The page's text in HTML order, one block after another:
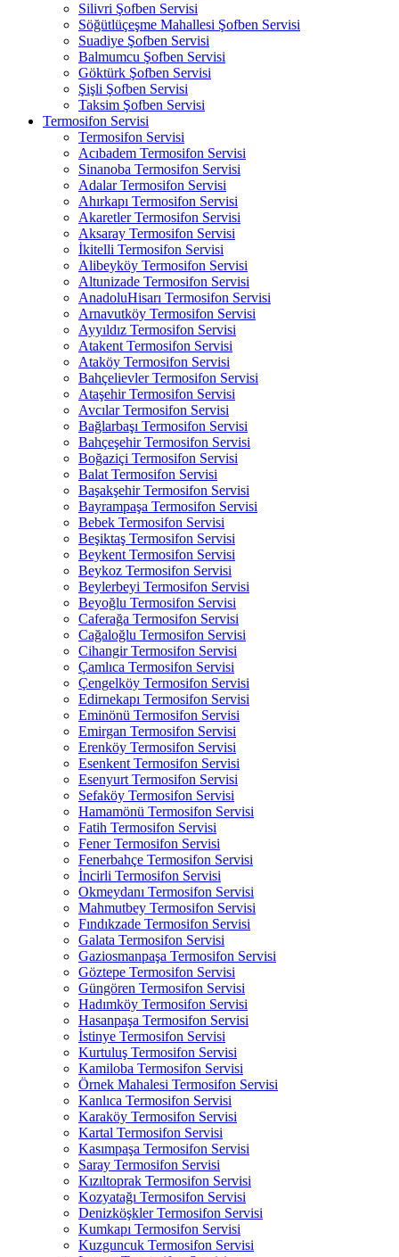
Silivri Şofben Servisi
Söğütlüçeşme Mahallesi Şofben Servisi
Suadiye Şofben Servisi
Balmumcu Şofben Servisi
Göktürk Şofben Servisi
Şişli Şofben Servisi
Taksim Şofben Servisi
Termosifon Servisi
Termosifon Servisi
Acıbadem Termosifon Servisi
Sinanoba Termosifon Servisi
Adalar Termosifon Servisi
Ahırkapı Termosifon Servisi
Akaretler Termosifon Servisi
Aksaray Termosifon Servisi
İkitelli Termosifon Servisi
Alibeyköy Termosifon Servisi
Altunizade Termosifon Servisi
AnadoluHisarı Termosifon Servisi
Arnavutköy Termosifon Servisi
Ayyıldız Termosifon Servisi
Atakent Termosifon Servisi
Ataköy Termosifon Servisi
Bahçelievler Termosifon Servisi
Ataşehir Termosifon Servisi
Avcılar Termosifon Servisi
Bağlarbaşı Termosifon Servisi
Bahçeşehir Termosifon Servisi
Boğaziçi Termosifon Servisi
Balat Termosifon Servisi
Başakşehir Termosifon Servisi
Bayrampaşa Termosifon Servisi
Bebek Termosifon Servisi
Beşiktaş Termosifon Servisi
Beykent Termosifon Servisi
Beykoz Termosifon Servisi
Beylerbeyi Termosifon Servisi
Beyoğlu Termosifon Servisi
Caferağa Termosifon Servisi
Cağaloğlu Termosifon Servisi
Cihangir Termosifon Servisi
Çamlıca Termosifon Servisi
Çengelköy Termosifon Servisi
Edirnekapı Termosifon Servisi
Eminönü Termosifon Servisi
Emirgan Termosifon Servisi
Erenköy Termosifon Servisi
Esenkent Termosifon Servisi
Esenyurt Termosifon Servisi
Sefaköy Termosifon Servisi
Hamamönü Termosifon Servisi
Fatih Termosifon Servisi
Fener Termosifon Servisi
Fenerbahçe Termosifon Servisi
İncirli Termosifon Servisi
Okmeydanı Termosifon Servisi
Mahmutbey Termosifon Servisi
Fındıkzade Termosifon Servisi
Galata Termosifon Servisi
Gaziosmanpaşa Termosifon Servisi
Göztepe Termosifon Servisi
Güngören Termosifon Servisi
Hadımköy Termosifon Servisi
Hasanpaşa Termosifon Servisi
İstinye Termosifon Servisi
Kurtuluş Termosifon Servisi
Kamiloba Termosifon Servisi
Örnek Mahalesi Termosifon Servisi
Kanlıca Termosifon Servisi
Karaköy Termosifon Servisi
Kartal Termosifon Servisi
Kasımpaşa Termosifon Servisi
Saray Termosifon Servisi
Kızıltoprak Termosifon Servisi
Kozyatağı Termosifon Servisi
Denizköşkler Termosifon Servisi
Kumkapı Termosifon Servisi
Kuzguncuk Termosifon Servisi